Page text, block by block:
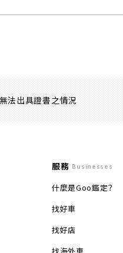
無法出具證書之情況
服務 Businesses
什麼是Goo鑑定？
找好車
找好店